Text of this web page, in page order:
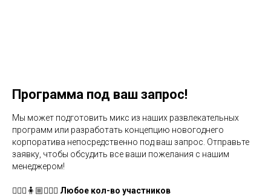
Программа под ваш запрос!
Мы может подготовить микс из наших развлекательных
программ или разработать концепцию новогоднего
корпоратива непосредственно под ваш запрос. Отправьте
заявку, чтобы обсудить все ваши пожелания с нашим
менеджером!
🧍🏻‍♀️🧍🏼🧍🏻‍♂️ Любое кол-во участников